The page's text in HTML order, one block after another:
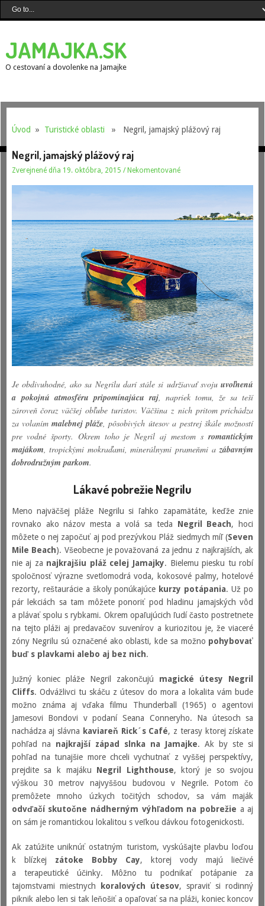
JAMAJKA.SK
O cestovaní a dovolenke na Jamajke
Úvod » Turistické oblasti » Negril, jamajský plážový raj
Negril, jamajský plážový raj
Zverejnené dňa 19. októbra, 2015 / Nekomentované
Je obdivuhodné, ako sa Negrilu darí stále si udržiavať svojuuvoľnenú
a pokojnú atmosféru pripomínajúcu raj, napriek tomu, že sa teší
zároveň čoraz väčšej obľube turistov. Väčšina z nich pritom prichádza
za volanímmalebnej pláže, pôsobivých útesov a pestrej škále možností
pre vodné športy. Okrem toho je Negril aj mestom sromantickým
majákom, tropickými mokraďami, minerálnymi prameňmi azábavným
dobrodružným parkom.
Lákavé pobrežie Negrilu
Meno najväčšej pláže Negrilu si ľahko zapamätáte, keďže znie
rovnako ako názov mesta a volá sa teda Negril Beach, hoci
môžete o nej započuť aj pod prezývkou Pláž siedmych míľ (Seven
Mile Beach). Všeobecne je považovaná za jednu z najkrajších, ak
nie aj za najkrajšiu pláž celej Jamajky. Bielemu piesku tu robí
spoločnosť výrazne svetlomodrá voda, kokosové palmy, hotelové
rezorty, reštaurácie a školy ponúkajúce kurzy potápania. Už po
pár lekciách sa tam môžete ponoriť pod hladinu jamajských vôd
a plávať spolu s rybkami. Okrem opaľujúcich ľudí často postretnete
na tejto pláži aj predavačov suvenírov a kuriozitou je, že viaceré
zóny Negrilu sú označené ako oblasti, kde sa možno pohybovať
buď s plavkami alebo aj bez nich.
Južný koniec pláže Negril zakončujú magické útesy Negril
Cliffs. Odvážlivci tu skáču z útesov do mora a lokalita vám bude
možno známa aj vďaka filmu Thunderball (1965) o agentovi
Jamesovi Bondovi v podaní Seana Conneryho. Na útesoch sa
nachádza aj slávna kaviareň Rick´s Café, z terasy ktorej získate
pohľad na najkrajší západ slnka na Jamajke. Ak by ste si
pohľad na tunajšie more chceli vychutnať z vyššej perspektívy,
prejdite sa k majáku Negril Lighthouse, ktorý je so svojou
výškou 30 metrov najvyššou budovou v Negrile. Potom čo
premôžete mnoho úzkych točitých schodov, sa vám maják
odvďačí skutočne nádherným výhľadom na pobrežie a aj
on sám je romantickou lokalitou s veľkou dávkou fotogenickosti.
Ak zatúžite uniknúť ostatným turistom, vyskúšajte plavbu loďou
k blízkej zátoke Bobby Cay, ktorej vody majú liečivé
a terapeutické účinky. Môžno tu podnikať potápanie za
tajomstvami miestnych
koralových útesov, spraviť si rodinný
piknik alebo len si tak leňošiť a opaľovať sa na pláži, koniec koncov